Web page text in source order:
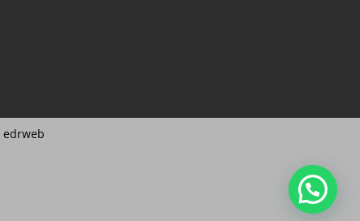
edrweb